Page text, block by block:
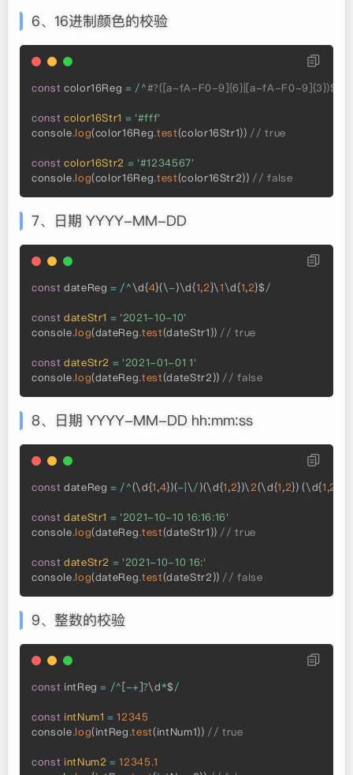
6、16进制颜色的校验
const color16Reg = /^#?([a-fA-F0-9]{6}|[a-fA-F0-9]{3})$/
const color16Str1 = '#fff'
console.log(color16Reg.test(color16Str1)) // true
const color16Str2 = '#1234567'
console.log(color16Reg.test(color16Str2)) // false
7、日期 YYYY-MM-DD
const dateReg = /^\d{4}(\-)\d{1,2}\1\d{1,2}$/
const dateStr1 = '2021-10-10'
console.log(dateReg.test(dateStr1)) // true
const dateStr2 = '2021-01-01 1'
console.log(dateReg.test(dateStr2)) // false
8、日期 YYYY-MM-DD hh:mm:ss
const dateReg = /^(\d{1,4})(-|\/)(\d{1,2})\2(\d{1,2}) (\d{1,2
const dateStr1 = '2021-10-10 16:16:16'
console.log(dateReg.test(dateStr1)) // true
const dateStr2 = '2021-10-10 16:'
console.log(dateReg.test(dateStr2)) // false
9、整数的校验
const intReg = /^[-+]?\d*$/
const intNum1 = 12345
console.log(intReg.test(intNum1)) // true
const intNum2 = 12345.1